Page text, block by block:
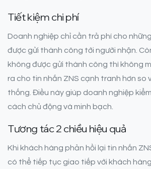
Tiết kiệm chi phí
Doanh nghiệp chỉ cần trả phí cho
được gửi thành công tới người nhận.
không được gửi thành công thì không
ra cho tin nhắn ZNS cạnh tranh hơn so
thống. Điều này giúp doanh nghiệp
cách chủ động và minh bạch.
Tương tác 2 chiều hiệu quả
Khi khách hàng phản hồi lại tin nhắn
có thể tiếp tục giao tiếp với khách